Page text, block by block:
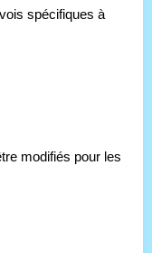
spécifiques à
modifiés pour les